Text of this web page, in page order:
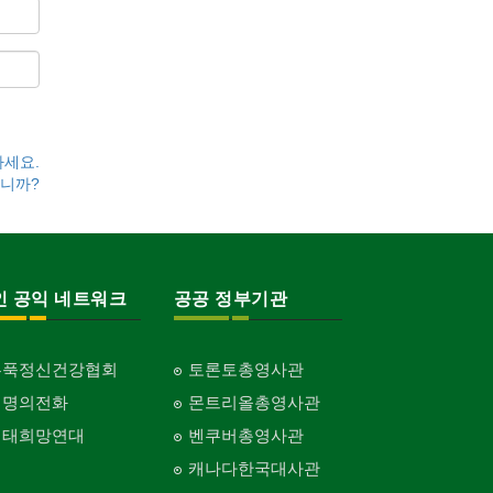
요.
까?
공익 네트워크
정신건강협회
의전화
희망연대
공공 정부기관
토론토총영사관
몬트리올총영사관
벤쿠버총영사관
캐나다한국대사관